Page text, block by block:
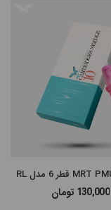
130,000 تومان